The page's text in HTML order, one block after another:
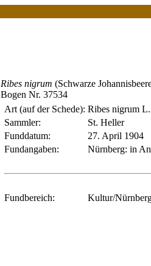
Ribes nigrum (Schwarze
Bogen Nr. 37534
Art (auf der Schede): Ribes nigrum L.
Sammler:
St. Heller
Funddatum:
27. April 1904
Fundangaben:
Nürnberg: in
Fundbereich: Kultur/